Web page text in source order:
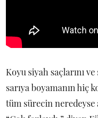
Koyu siyah saçlarını
sarıya boyamanın hiç
tüm sürecin neredeyse